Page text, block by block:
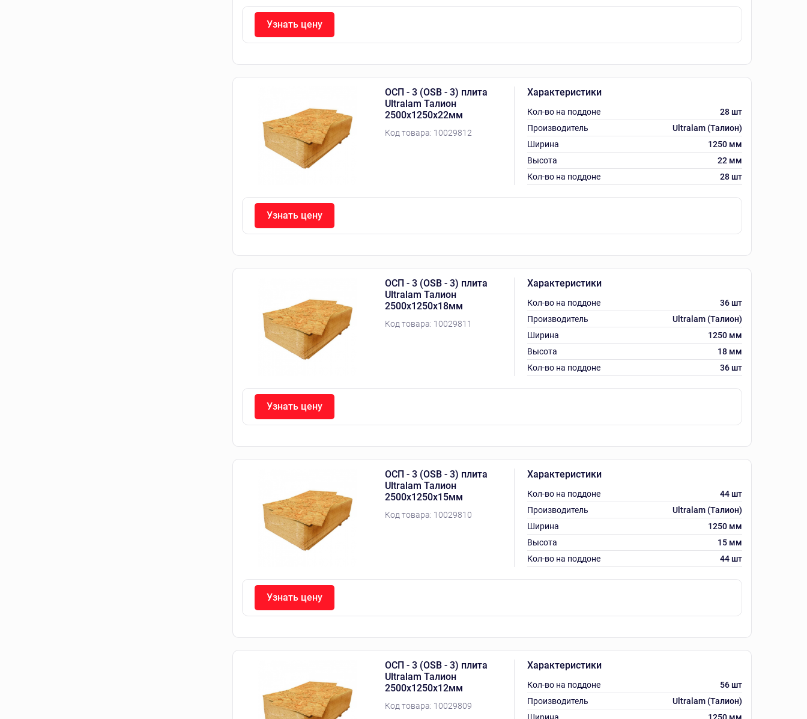
Узнать цену
ОСП - 3 (OSB - 3) плита
Ultralam Талион
2500х1250х22мм
Код товара: 10029812
Характеристики
Кол-во на поддоне
28 шт
Производитель
Ultralam (Талион)
Ширина
1250 мм
Высота
22 мм
Кол-во на поддоне
28 шт
Узнать цену
ОСП - 3 (OSB - 3) плита
Ultralam Талион
2500х1250х18мм
Код товара: 10029811
Характеристики
Кол-во на поддоне
36 шт
Производитель
Ultralam (Талион)
Ширина
1250 мм
Высота
18 мм
Кол-во на поддоне
36 шт
Узнать цену
ОСП - 3 (OSB - 3) плита
Ultralam Талион
2500х1250х15мм
Код товара: 10029810
Характеристики
Кол-во на поддоне
44 шт
Производитель
Ultralam (Талион)
Ширина
1250 мм
Высота
15 мм
Кол-во на поддоне
44 шт
Узнать цену
ОСП - 3 (OSB - 3) плита
Ultralam Талион
2500х1250х12мм
Код товара: 10029809
Характеристики
Кол-во на поддоне
56 шт
Производитель
Ultralam (Талион)